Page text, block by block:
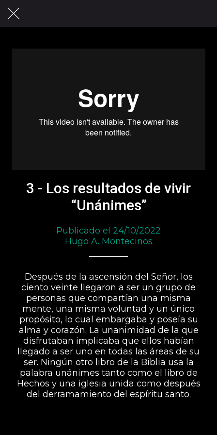
3 - Los resultados de vivir
“Unánimes”
Publicado el 24/10/2022
Hugo A. Montecinos
Después de la ascensión del Señor, los
ciento veinte llegaron a ser un grupo de
personas que compartían una misma
mente, una misma voluntad y un único
propósito, lo cual embargaba y poseía su
alma y corazón. La unanimidad de la que
disfrutaban implicaba que ellos habían
llegado a ser uno en todas las áreas de su
ser. Ningún otro libro de la Biblia usa la
palabra unánimes tanto como el libro de
Hechos y una iglesia unida como después
del derramamiento del espíritu santo.